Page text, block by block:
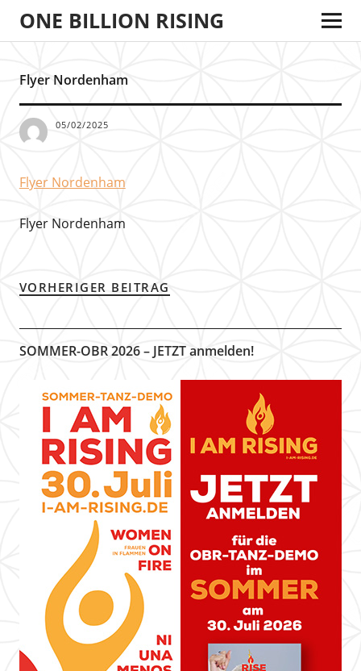
ONE BILLION RISING
Flyer Nordenham
05/02/2025
Flyer Nordenham
Flyer Nordenham
VORHERIGER BEITRAG
SOMMER-OBR 2026 – JETZT anmelden!